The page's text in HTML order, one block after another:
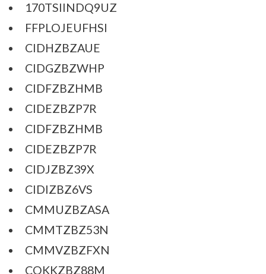
170TSIINDQ9UZ
FFPLOJEUFHSI
CIDHZBZAUE
CIDGZBZWHP
CIDFZBZHMB
CIDEZBZP7R
CIDFZBZHMB
CIDEZBZP7R
CIDJZBZ39X
CIDIZBZ6VS
CMMUZBZASA
CMMTZBZ53N
CMMVZBZFXN
COKKZBZ88M